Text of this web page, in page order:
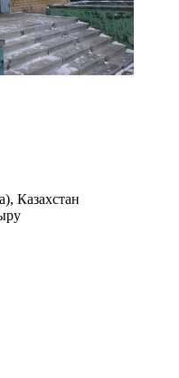
Казахстан